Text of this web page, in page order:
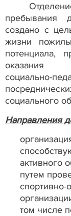
пребывания
создано с
жизни
потенциала,
оказания
социально-
социального
Направления
активного
путем
спортивно-
том числе